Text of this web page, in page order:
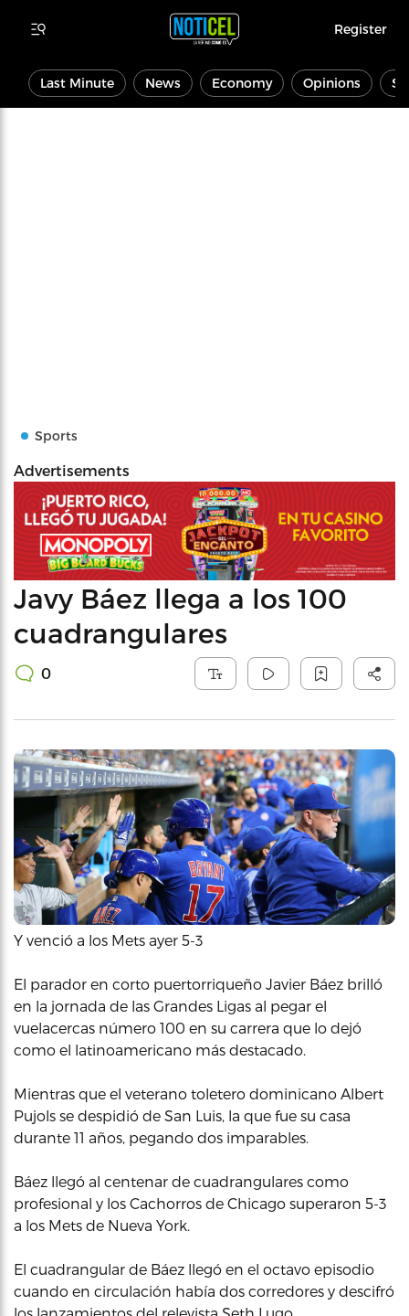
Register
Last Minute News Economy Opinions
Sports
Advertisements
Javy Báez llega a los 100
cuadrangulares
0
Y venció a los Mets ayer 5-3
El parador en corto puertorriqueño Javier Báez brilló
en la jornada de las Grandes Ligas al pegar el
vuelacercas número 100 en su carrera que lo dejó
como el latinoamericano más destacado.
Mientras que el veterano toletero dominicano Albert
Pujols se despidió de San Luis, la que fue su casa
durante 11 años, pegando dos imparables.
Báez llegó al centenar de cuadrangulares como
profesional y los Cachorros de Chicago superaron 5-3
a los Mets de Nueva York.
El cuadrangular de Báez llegó en el octavo episodio
cuando en circulación había dos corredores y descifró